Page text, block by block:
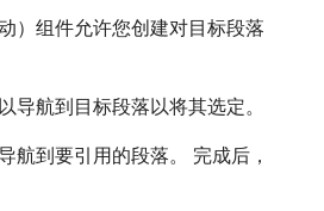
）组件允许您创建对目标段落
导航到目标段落以将其选定。
航到要引用的段落。 完成后，